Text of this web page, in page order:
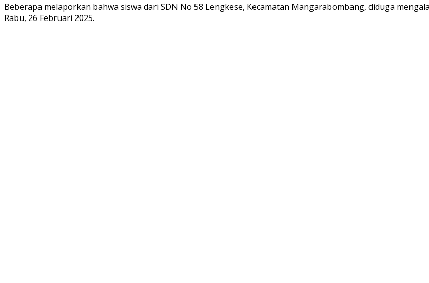
Beberapa melaporkan bahwa siswa dari SDN No 58 Lengkese, Kecamatan Mangarabombang, diduga
Rabu, 26 Februari 2025.